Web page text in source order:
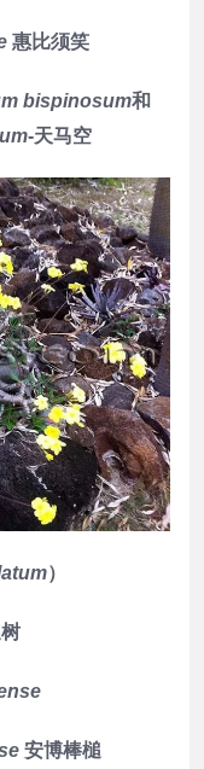
惠比须笑
bispinosum和
-天马空
）
安博棒槌